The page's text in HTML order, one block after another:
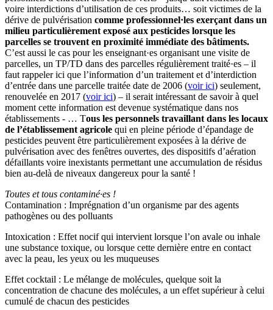
voire interdictions d’utilisation de ces produits… soit victimes de la
dérive de pulvérisation comme professionnel·les exerçant dans un
milieu particulièrement exposé aux pesticides lorsque les
parcelles se trouvent en proximité immédiate des bâtiments.
C’est aussi le cas pour les enseignant·es organisant une visite de
parcelles, un TP/TD dans des parcelles régulièrement traité·es – il
faut rappeler ici que l’information d’un traitement et d’interdiction
d’entrée dans une parcelle traitée date de 2006 (voir ici) seulement,
renouvelée en 2017 (voir ici) – il serait intéressant de savoir à quel
moment cette information est devenue systématique dans nos
établissements - … Tous les personnels travaillant dans les locaux
de l’établissement agricole qui en pleine période d’épandage de
pesticides peuvent être particulièrement exposées à la dérive de
pulvérisation avec des fenêtres ouvertes, des dispositifs d’aération
défaillants voire inexistants permettant une accumulation de résidus
bien au-delà de niveaux dangereux pour la santé !
Toutes et tous contaminé·es !
Contamination : Imprégnation d’un organisme par des agents
pathogènes ou des polluants
Intoxication : Effet nocif qui intervient lorsque l’on avale ou inhale
une substance toxique, ou lorsque cette dernière entre en contact
avec la peau, les yeux ou les muqueuses
Effet cocktail : Le mélange de molécules, quelque soit la
concentration de chacune des molécules, a un effet supérieur à celui
cumulé de chacun des pesticides